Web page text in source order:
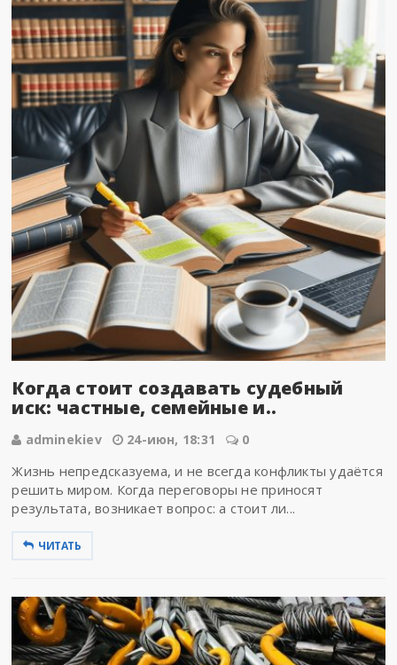
Когда стоит создавать судебный
иск: частные, семейные и..
adminekiev 24-июн, 18:31 0
Жизнь непредсказуема, и не всегда конфликты удаётся
решить миром. Когда переговоры не приносят
результата, возникает вопрос: а стоит ли...
ЧИТАТЬ